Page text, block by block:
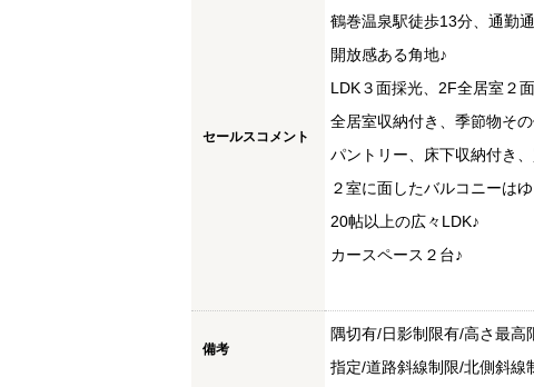
セールスコメント
鶴巻温泉駅徒歩13分、通勤
開放感ある角地♪
LDK３面採光、2F全居室２
全居室収納付き、季節物そ
パントリー、床下収納付き
２室に面したバルコニーは
20帖以上の広々LDK♪
カースペース２台♪
備考
隅切有/日影制限有/高さ最
指定/道路斜線制限/北側斜線